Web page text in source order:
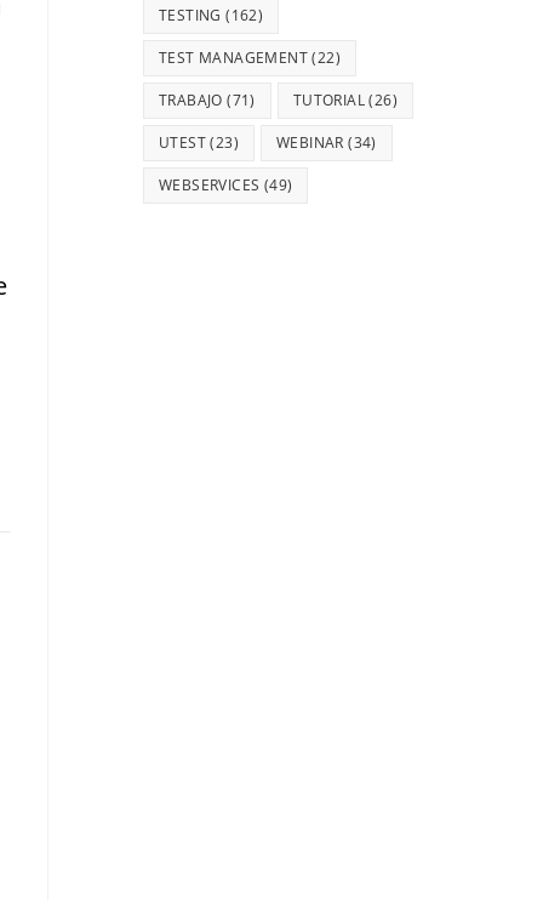
TESTING (162)
TEST MANAGEMENT(22)
TRABAJO (71) TUTORIAL(26)
UTEST(23) WEBINAR (34)
WEBSERVICES (49)